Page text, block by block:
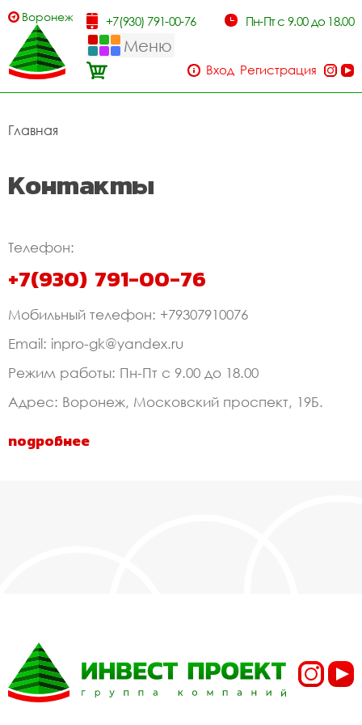
Воронеж +7(930) 791-00-76 Пн-Пт с 9.00 до 18.00
Меню
Вход Регистрация
Главная
Контакты
Телефон:
+7(930) 791-00-76
Мобильный телефон: +79307910076
Email: inpro-gk@yandex.ru
Режим работы: Пн-Пт с 9.00 до 18.00
Адрес: Воронеж, Московский проспект, 19Б.
подробнее